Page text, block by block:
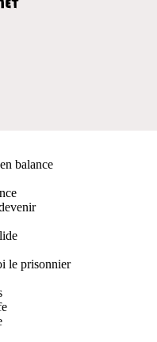
balance
le prisonnier